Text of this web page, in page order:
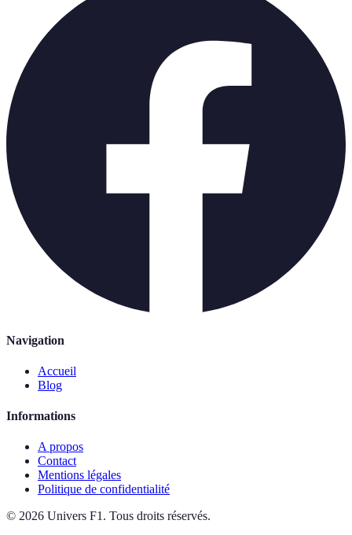
Navigation
Accueil
Blog
Informations
A propos
Contact
Mentions légales
Politique de confidentialité
© 2026 Univers F1. Tous droits réservés.